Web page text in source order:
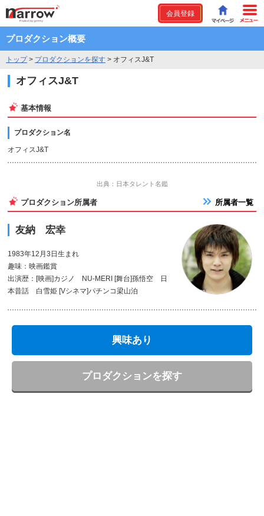
会員登録
プロダクション概要
トップ> プロダクションを探す > オフィスJ&T
オフィスJ&T
基本情報
プロダクション名
オフィスJ&T
出典：日本タレント名鑑
プロダクション所属者 所属者一覧
友納 宏幸
1983年12月3日生まれ
趣味：映画鑑賞
出演歴：[映画]カジノ NU-MERI [舞台]孫悟空 日
本昔話 白雪姫 [Vシネマ]パチンコ梁山泊
興味あり
プロダクションを探す